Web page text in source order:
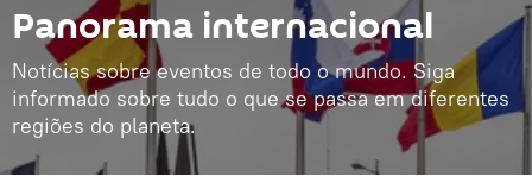
Panorama internacional
Notícias sobre eventos de todo o mundo. Siga
informado sobre tudo o que se passa em diferentes
regiões do planeta.